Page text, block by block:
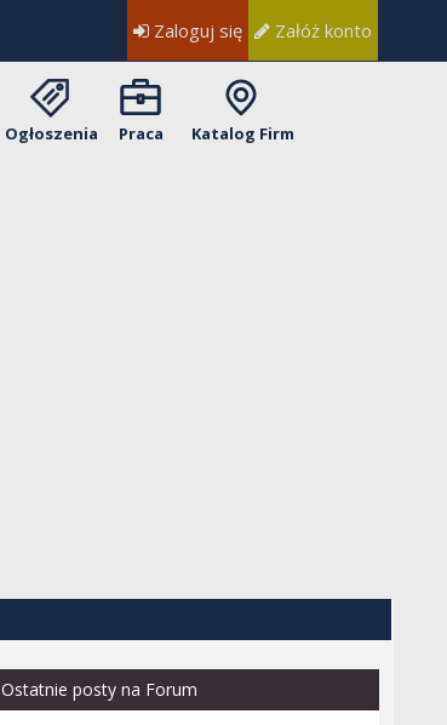
Zaloguj się Załóż konto
Ogłoszenia Praca Katalog Firm
Ostatnie posty na Forum